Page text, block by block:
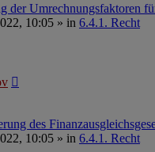
der Umrechnungsfaktoren
10:05 » in 6.4.1. Recht
des
10:05 » in 6.4.1. Recht